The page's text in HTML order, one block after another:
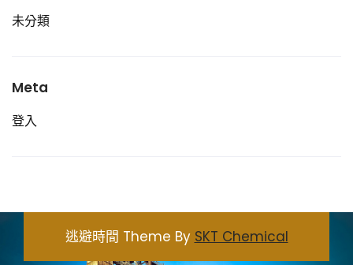
未分類
Meta
登入
逃避時間 Theme By SKT Chemical